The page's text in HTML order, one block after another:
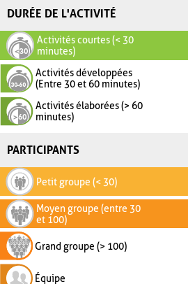
DURÉE DE L'ACTIVITÉ
Activités courtes (< 30
minutes)
Activités développées
(Entre 30 et 60 minutes)
Activités élaborées (> 60
minutes)
PARTICIPANTS
Petit groupe (< 30)
Moyen groupe (entre 30
et 100)
Grand groupe (> 100)
Équipe